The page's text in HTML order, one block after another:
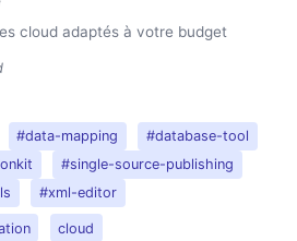
cloud adaptés à votre budget
#data-mapping
#database-tool
#single-source-publishing
#xml-editor
cloud